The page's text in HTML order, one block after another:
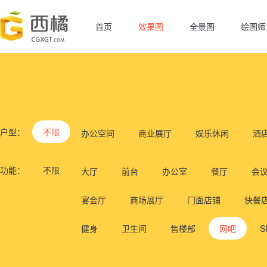
首页 效果图 全景图 绘图师
户型： 不限 办公空间 商业展厅 娱乐休闲 酒
功能： 不限 大厅 前台 办公室 餐厅 会
宴会厅 商场展厅 门面店铺 快餐
健身 卫生间 售楼部 网吧